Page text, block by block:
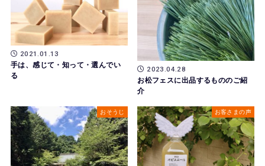
2021.01.13
手は、感じて・知って・選んでい
る
2023.04.28
お松フェスに出品するもののご紹
介
おそうじ お客さまの声